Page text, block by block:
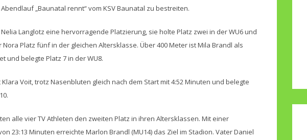
„Baunatal rennt“ vom KSV Baunatal zu bestreiten.
Langlotz eine hervorragende Platzierung, sie holte Platz zwei in der WU6 und
Platz fünf in der gleichen Altersklasse. Über 400 Meter ist Mila Brandl als
und belegte Platz 7 in der WU8.
Voit, trotz Nasenbluten gleich nach dem Start mit 4:52 Minuten und belegte
alle vier TV Athleten den zweiten Platz in ihren Altersklassen. Mit einer
23:13 Minuten erreichte Marlon Brandl (MU14) das Ziel im Stadion. Vater Daniel